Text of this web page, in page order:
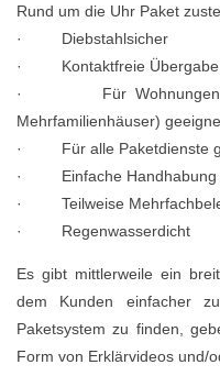
Rund um die Uhr Paket
· Diebstahlsicher
· Kontaktfreie Übergabe
· Für Wohnungen
Mehrfamilienhäuser)
· Für alle Paketdienste
· Einfache Handhabung
· Teilweise
· Regenwasserdicht
Es gibt mittlerweile ein
dem Kunden einfacher
Paketsystem zu finden,
Form von Erklärvideos und/